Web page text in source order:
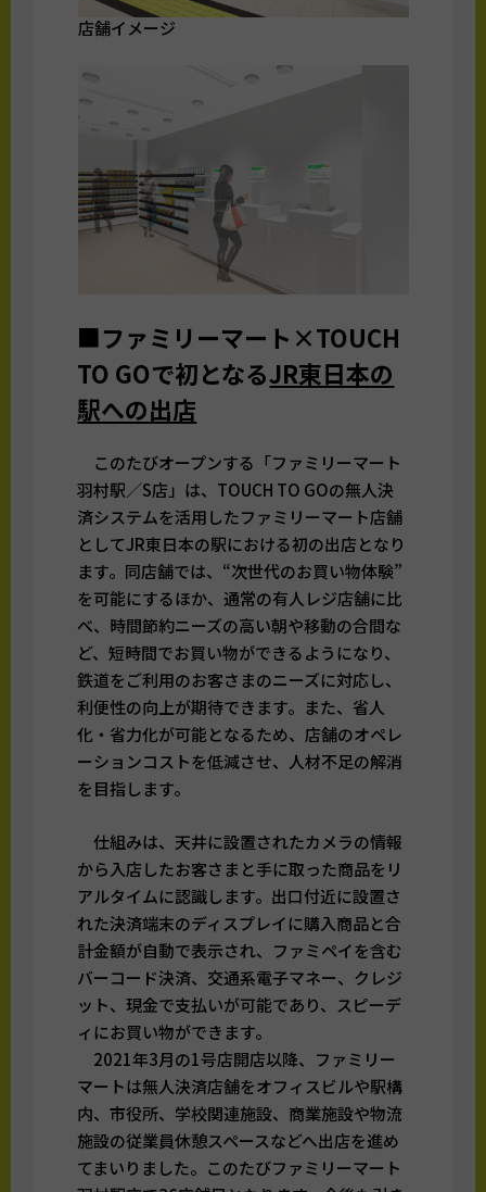
店舗イメージ
■ファミリーマート×TOUCH
TO GOで初となるJR東日本の
駅への出店
このたびオープンする「ファミリーマート
羽村駅／S店」は、TOUCH TO GOの無人決
済システムを活用したファミリーマート店舗
としてJR東日本の駅における初の出店となり
ます。同店舗では、“次世代のお買い物体験”
を可能にするほか、通常の有人レジ店舗に比
べ、時間節約ニーズの高い朝や移動の合間な
ど、短時間でお買い物ができるようになり、
鉄道をご利用のお客さまのニーズに対応し、
利便性の向上が期待できます。また、省人
化・省力化が可能となるため、店舗のオペレ
ーションコストを低減させ、人材不足の解消
を目指します。
仕組みは、天井に設置されたカメラの情報
から入店したお客さまと手に取った商品をリ
アルタイムに認識します。出口付近に設置さ
れた決済端末のディスプレイに購入商品と合
計金額が自動で表示され、ファミペイを含む
バーコード決済、交通系電子マネー、クレジ
ット、現金で支払いが可能であり、スピーデ
ィにお買い物ができます。
2021年3月の1号店開店以降、ファミリー
マートは無人決済店舗をオフィスビルや駅構
内、市役所、学校関連施設、商業施設や物流
施設の従業員休憩スペースなどへ出店を進め
てまいりました。このたびファミリーマート